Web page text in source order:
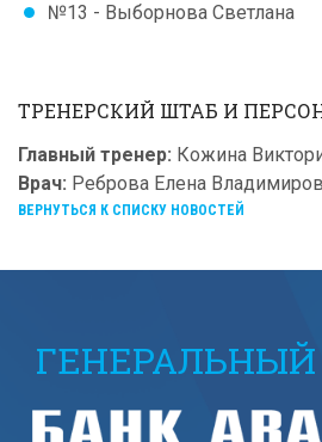
№13 - Выборнова Светлана
ТРЕНЕРСКИЙ ШТАБ И
Главный тренер: Кожина
Врач: Реброва Елена
ВЕРНУТЬСЯ К СПИСКУ НОВОСТЕЙ